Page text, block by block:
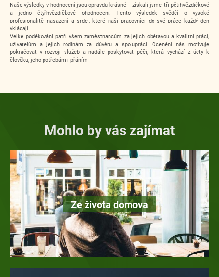
Naše výsledky v hodnocení jsou opravdu krásné – získali jsme tři pětihvězdičkové
a jedno čtyřhvězdičkové ohodnocení. Tento výsledek svědčí o vysoké
profesionalitě, nasazení a srdci, které naši pracovníci do své práce každý den
vkládají.
Velké poděkování patří všem zaměstnancům za jejich obětavou a kvalitní práci,
uživatelům a jejich rodinám za důvěru a spolupráci. Ocenění nás motivuje
pokračovat v rozvoji služeb a nadále poskytovat péči, která vychází z úcty k
člověku, jeho potřebám i přáním.
Mohlo by vás zajímat
Ze života domova